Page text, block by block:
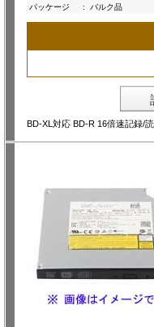
パッケージ
: バルク品
BD-XL対応 BD-R 16倍速記録/